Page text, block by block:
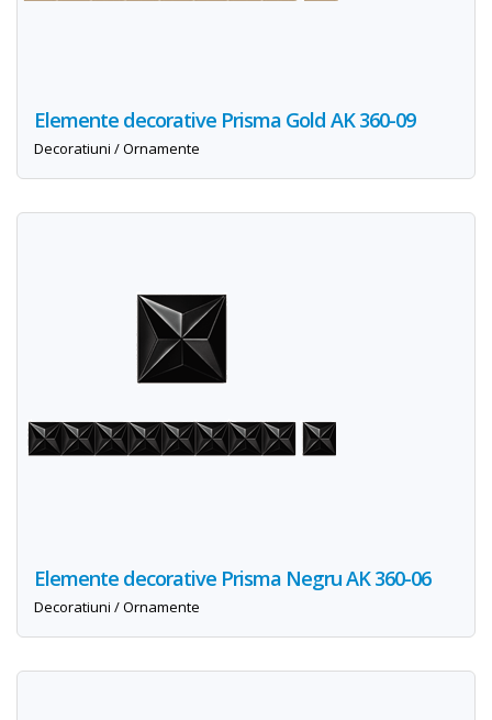
Elemente decorative Prisma Gold AK 360-09
Decoratiuni / Ornamente
Elemente decorative Prisma Negru AK 360-06
Decoratiuni / Ornamente